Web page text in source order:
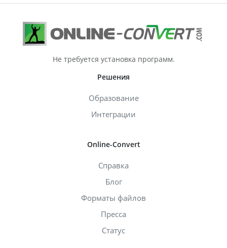
Не требуется установка программ.
Решения
Образование
Интеграции
Online-Convert
Справка
Блог
Форматы файлов
Пресса
Статус